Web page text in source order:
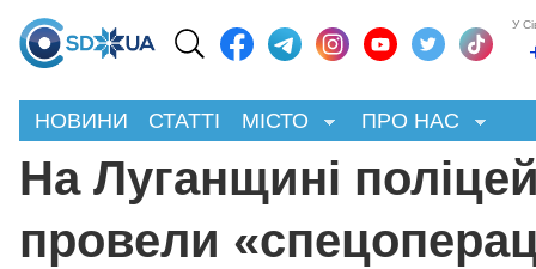
У
НОВИНИ СТАТТІ МІСТО ПРО НАС
На Луганщині
провели